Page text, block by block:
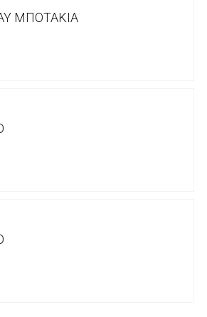
Παραγγελιών:
του με άλλο μέγεθος ή άλλο
για την επιστροφή του
καμία φθορά σε αυτό.
ΜΠΟΤΆΚΙΑ